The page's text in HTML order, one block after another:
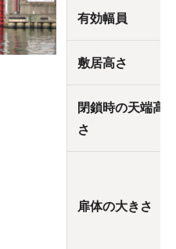
有効幅員
敷居高さ
閉鎖時の天端高
さ
扉体の大きさ